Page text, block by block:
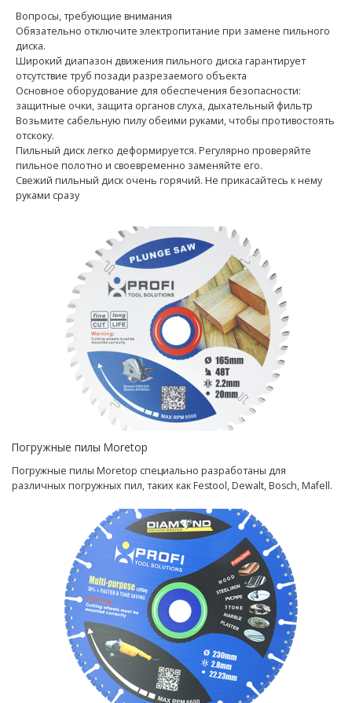
Вопросы, требующие внимания
Обязательно отключите электропитание при замене пильного
диска.
Широкий диапазон движения пильного диска гарантирует
отсутствие труб позади разрезаемого объекта
Основное оборудование для обеспечения безопасности:
защитные очки, защита органов слуха, дыхательный фильтр
Возьмите сабельную пилу обеими руками, чтобы противостоять
отскоку.
Пильный диск легко деформируется. Регулярно проверяйте
пильное полотно и своевременно заменяйте его.
Свежий пильный диск очень горячий. Не прикасайтесь к нему
руками сразу
Погружные пилы Moretop
Погружные пилы Moretop специально разработаны для
различных погружных пил, таких как Festool, Dewalt, Bosch, Mafell.